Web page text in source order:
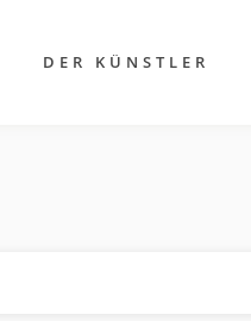
DER KÜNSTLER